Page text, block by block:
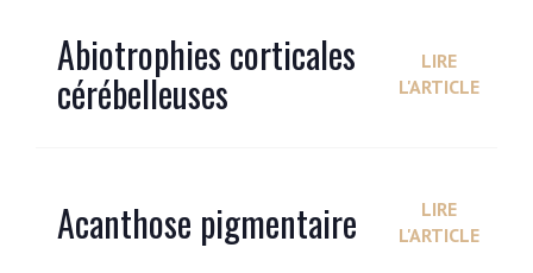
Abiotrophies corticales
cérébelleuses
LIRE
L'ARTICLE
Acanthose pigmentaire
LIRE
L'ARTICLE